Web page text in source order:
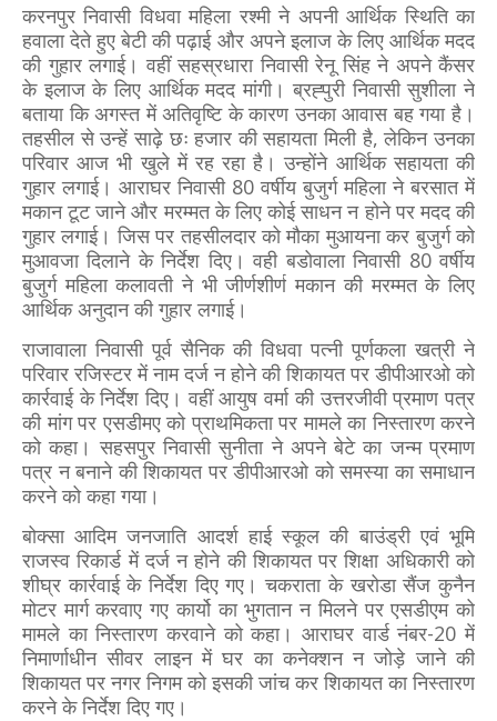
करनपुर निवासी विधवा महिला रश्मी ने अपनी आर्थिक स्थिति का
हवाला देते हुए बेटी की पढ़ाई और अपने इलाज के लिए आर्थिक मदद
की गुहार लगाई। वहीं सहस्रधारा निवासी रेनू सिंह ने अपने कैंसर
के इलाज के लिए आर्थिक मदद मांगी। ब्रह्पुरी निवासी सुशीला ने
बताया कि अगस्त में अतिवृष्टि के कारण उनका आवास बह गया है।
तहसील से उन्हें साढ़े छः हजार की सहायता मिली है, लेकिन उनका
परिवार आज भी खुले में रह रहा है। उन्होंने आर्थिक सहायता की
गुहार लगाई। आराघर निवासी 80 वर्षीय बुजुर्ग महिला ने बरसात में
मकान टूट जाने और मरम्मत के लिए कोई साधन न होने पर मदद की
गुहार लगाई। जिस पर तहसीलदार को मौका मुआयना कर बुजुर्ग को
मुआवजा दिलाने के निर्देश दिए। वही बडोवाला निवासी 80 वर्षीय
बुजुर्ग महिला कलावती ने भी जीर्णशीर्ण मकान की मरम्मत के लिए
आर्थिक अनुदान की गुहार लगाई।
राजावाला निवासी पूर्व सैनिक की विधवा पत्नी पूर्णकला खत्री ने
परिवार रजिस्टर में नाम दर्ज न होने की शिकायत पर डीपीआरओ को
कार्रवाई के निर्देश दिए। वहीं आयुष वर्मा की उत्तरजीवी प्रमाण पत्र
की मांग पर एसडीमए को प्राथमिकता पर मामले का निस्तारण करने
को कहा। सहसपुर निवासी सुनीता ने अपने बेटे का जन्म प्रमाण
पत्र न बनाने की शिकायत पर डीपीआरओ को समस्या का समाधान
करने को कहा गया।
बोक्सा आदिम जनजाति आदर्श हाई स्कूल की बाउंड्री एवं भूमि
राजस्व रिकार्ड में दर्ज न होने की शिकायत पर शिक्षा अधिकारी को
शीघ्र कार्रवाई के निर्देश दिए गए। चकराता के खरोडा सैंज कुनैन
मोटर मार्ग करवाए गए कार्यो का भुगतान न मिलने पर एसडीएम को
मामले का निस्तारण करवाने को कहा। आराघर वार्ड नंबर-20 में
निमार्णाधीन सीवर लाइन में घर का कनेक्शन न जोड़े जाने की
शिकायत पर नगर निगम को इसकी जांच कर शिकायत का निस्तारण
करने के निर्देश दिए गए।